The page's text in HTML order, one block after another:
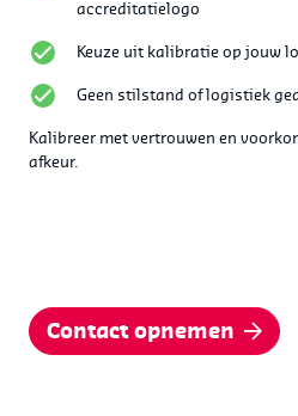
accreditatielogo
Keuze uit kalibratie op jouw
Geen stilstand of logistiek
Kalibreer met vertrouwen en
afkeur.
Contact opnemen